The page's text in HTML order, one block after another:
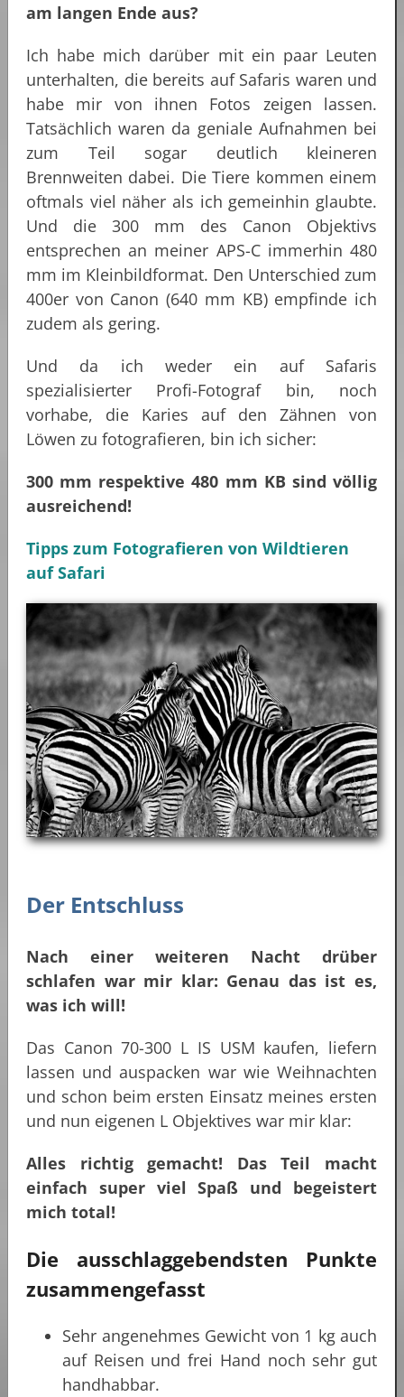
am langen Ende aus?
Ich habe mich darüber mit ein paar Leuten
unterhalten, die bereits auf Safaris waren und
habe mir von ihnen Fotos zeigen lassen.
Tatsächlich waren da geniale Aufnahmen bei
zum Teil sogar deutlich kleineren
Brennweiten dabei. Die Tiere kommen einem
oftmals viel näher als ich gemeinhin glaubte.
Und die 300 mm des Canon Objektivs
entsprechen an meiner APS-C immerhin 480
mm im Kleinbildformat. Den Unterschied zum
400er von Canon (640 mm KB) empfinde ich
zudem als gering.
Und da ich weder ein auf Safaris
spezialisierter Profi-Fotograf bin, noch
vorhabe, die Karies auf den Zähnen von
Löwen zu fotografieren, bin ich sicher:
300 mm respektive 480 mm KB sind völlig
ausreichend!
Tipps zum Fotografieren von Wildtieren
auf Safari
Der Entschluss
Nach einer weiteren Nacht drüber
schlafen war mir klar: Genau das ist es,
was ich will!
Das Canon 70-300 L IS USM kaufen, liefern
lassen und auspacken war wie Weihnachten
und schon beim ersten Einsatz meines ersten
und nun eigenen L Objektives war mir klar:
Alles richtig gemacht! Das Teil macht
einfach super viel Spaß und begeistert
mich total!
Die ausschlaggebendsten Punkte
zusammengefasst
Sehr angenehmes Gewicht von 1 kg auch
auf Reisen und frei Hand noch sehr gut
handhabbar.